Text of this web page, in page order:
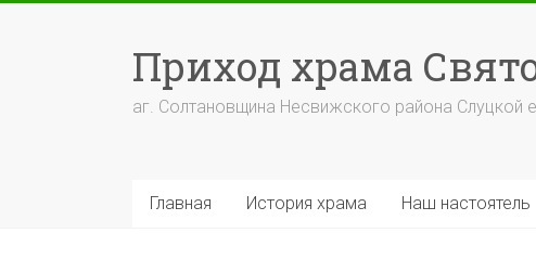
Приход храма
аг. Солтановщина Несвижского района Слуцкой
Главная История храма Наш настоятель